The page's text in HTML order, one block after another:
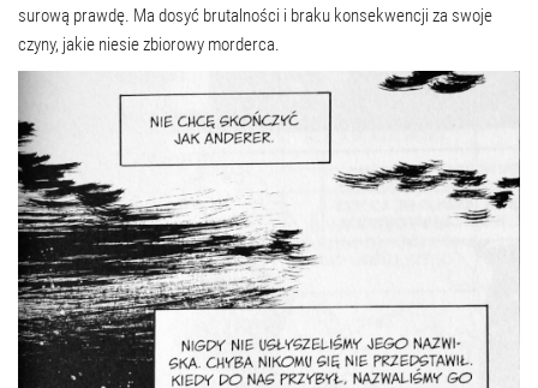
surową prawdę. Ma dosyć brutalności i braku konsekwencji za swoje
czyny, jakie niesie zbiorowy morderca.